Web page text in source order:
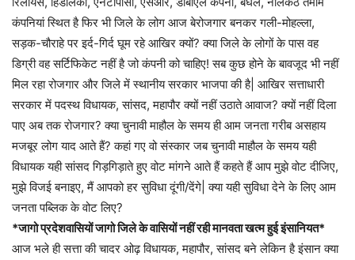
कंपनियां स्थित है फिर भी जिले के लोग आज बेरोजगार बनकर गली-मोहल्ला,
सड़क-चौराहे पर इर्द-गिर्द घूम रहे आखिर क्यों? क्या जिले के लोगों के पास वह
डिग्री वह सर्टिफिकेट नहीं है जो कंपनी को चाहिए! सब कुछ होने के बावजूद भी नहीं
मिल रहा रोजगार और जिले में स्थानीय सरकार भाजपा की है| आखिर सत्ताधारी
सरकार में पदस्थ विधायक, सांसद, महापौर क्यों नहीं उठाते आवाज? क्यों नहीं दिला
पाए अब तक रोजगार? क्या चुनावी माहौल के समय ही आम जनता गरीब असहाय
मजबूर लोग याद आते हैं? कहां गए वो संस्कार जब चुनावी माहौल के समय यही
विधायक यही सांसद गिड़गिड़ाते हुए वोट मांगने आते हैं कहते हैं आप मुझे वोट दीजिए,
मुझे विजई बनाइए, मैं आपको हर सुविधा दूंगी/देंगे| क्या यही सुविधा देने के लिए आम
जनता पब्लिक के वोट लिए?
*जागो प्रदेशवासियों जागो जिले के वासियों नहीं रही मानवता खत्म हुई इंसानियत*
आज भले ही सत्ता की चादर ओढ़ विधायक, महापौर, सांसद बने लेकिन है इंसान क्या